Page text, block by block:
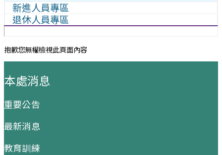
新進人員專區
退休人員專區
抱歉您無權檢視此頁面內容
本處消息
重要公告
最新消息
教育訓練